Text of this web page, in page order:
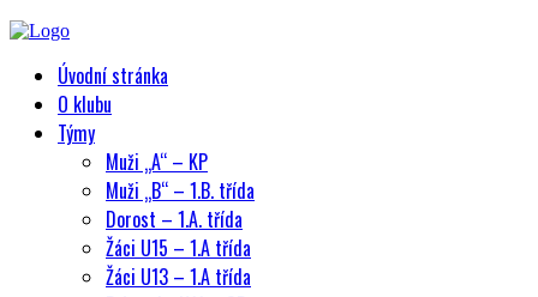
Úvodní stránka
O klubu
Týmy
Muži „A“ – KP
Muži „B“ – 1.B. třída
Dorost – 1.A. třída
Žáci U15 – 1.A třída
Žáci U13 – 1.A třída